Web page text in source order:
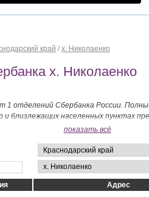
край / х. Николаенко
х. Николаенко
1 отделений Сбербанка России.
и близлежащих населенных пунктах
показать всё
Адрес